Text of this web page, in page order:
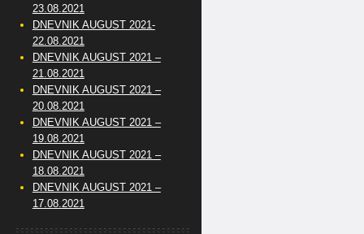
23.08.2021
DNEVNIK AUGUST 2021-
22.08.2021
DNEVNIK AUGUST 2021 –
21.08.2021
DNEVNIK AUGUST 2021 –
20.08.2021
DNEVNIK AUGUST 2021 –
19.08.2021
DNEVNIK AUGUST 2021 –
18.08.2021
DNEVNIK AUGUST 2021 –
17.08.2021